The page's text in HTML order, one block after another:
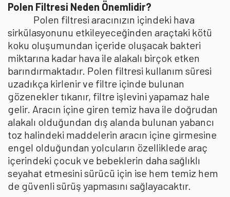
Polen Filtresi Neden Önemlidir?
Polen filtresi aracınızın içindeki hava
sirkülasyonunu etkileyeceğinden araçtaki kötü
koku oluşumundan içeride oluşacak bakteri
miktarına kadar hava ile alakalı birçok etken
barındırmaktadır. Polen filtresi kullanım süresi
uzadıkça kirlenir ve filtre içinde bulunan
gözenekler tıkanır, filtre işlevini yapamaz hale
gelir. Aracın içine giren temiz hava ile doğrudan
alakalı olduğundan dış alanda bulunan yabancı
toz halindeki maddelerin aracın içine girmesine
engel olduğundan yolcuların özelliklede araç
içerindeki çocuk ve bebeklerin daha sağlıklı
seyahat etmesini sürücü için ise hem temiz hem
de güvenli sürüş yapmasını sağlayacaktır.